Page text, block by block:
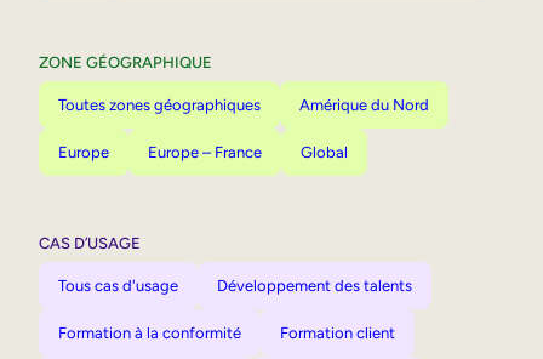
ZONE GÉOGRAPHIQUE
Toutes zones géographiques Amérique du Nord
Europe Europe – France Global
CAS D’USAGE
Tous cas d'usage Développement des talents
Formation à la conformité Formation client